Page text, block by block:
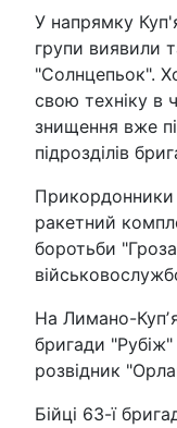
У напрямку
групи виявили
"Солнцепьок".
свою техніку в
знищення вже
підрозділів
ракетний
боротьби
На Лимано-
бригади
розвідник
Бійці 63-ї